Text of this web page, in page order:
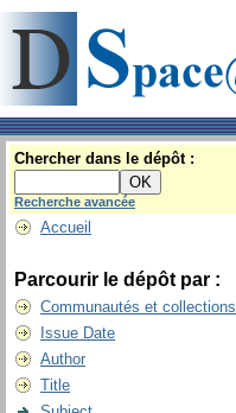
Chercher dans le dépôt :
Recherche avancée
Accueil
Parcourir le dépôt par :
Communautés et collections
Issue Date
Author
Title